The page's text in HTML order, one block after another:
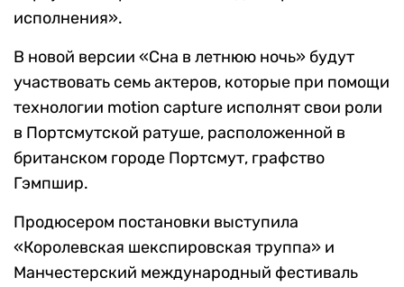
исполнения».
В новой версии «Сна в летнюю ночь» будут
участвовать семь актеров, которые при помощи
технологии motion capture исполнят свои роли
в Портсмутской ратуше, расположенной в
британском городе Портсмут, графство
Гэмпшир.
Продюсером постановки выступила
«Королевская шекспировская труппа» и
Манчестерский международный фестиваль